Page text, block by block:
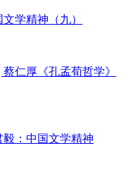
学精神（九）
仁厚《孔孟荀哲学》
：中国文学精神